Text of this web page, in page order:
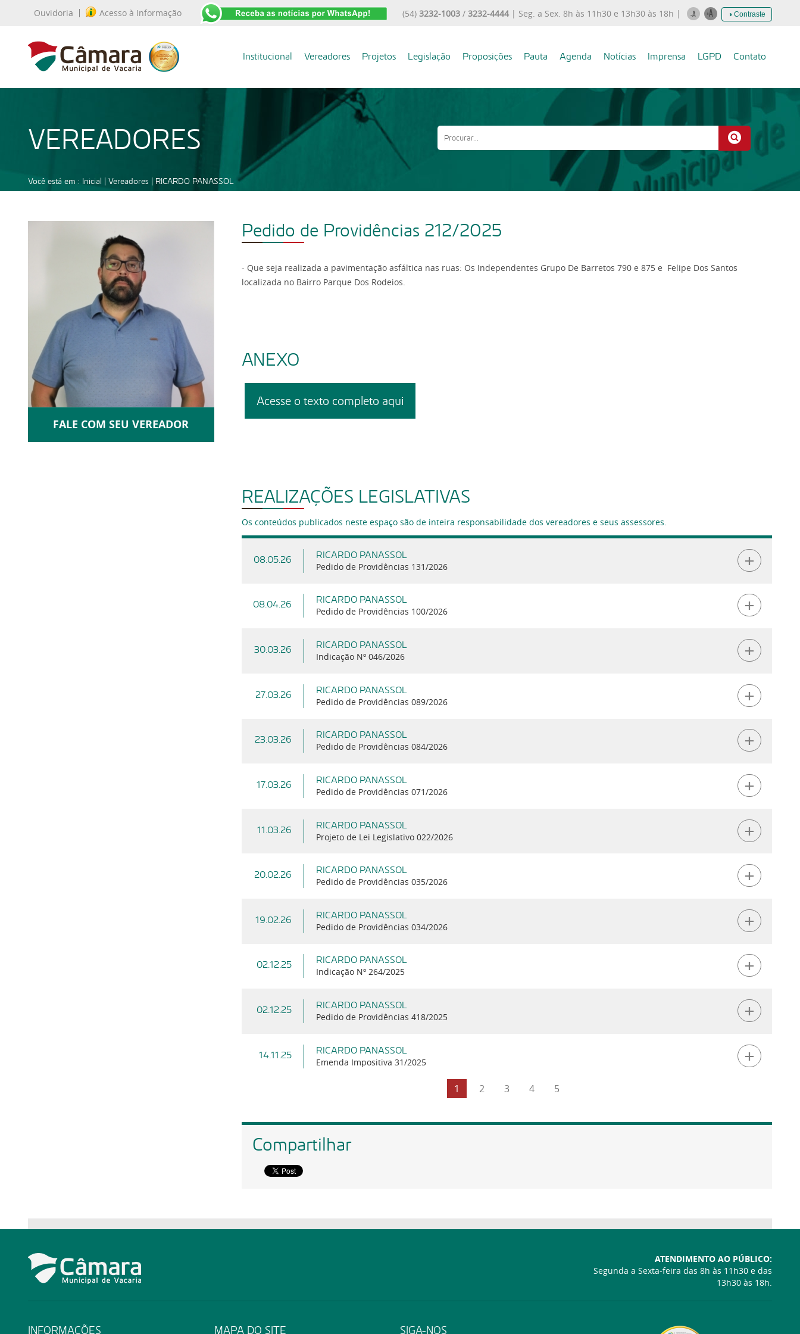
Ouvidoria Acesso à Informação (54) 3232-1003 / 3232-4444| Seg. a Sex. 8h às 11h30 e 13h30 às 18h | ◑ Contraste
Institucional Vereadores Projetos Legislação Proposições Pauta Agenda Notícias Imprensa LGPD Contato
VEREADORES
Você está em : Inicial Vereadores RICARDO PANASSOL
FALE COM SEU VEREADOR
Pedido de Providências 212/2025
- Que seja realizada a pavimentação asfáltica nas ruas: Os Independentes Grupo De Barretos 790 e 875 e Felipe Dos Santos
localizada no Bairro Parque Dos Rodeios.
ANEXO
Acesse o texto completo aqui
REALIZAÇÕES LEGISLATIVAS
Os conteúdos publicados neste espaço são de inteira responsabilidade dos vereadores e seus assessores.
08.05.26
RICARDO PANASSOL
Pedido de Providências 131/2026
+
08.04.26
RICARDO PANASSOL
Pedido de Providências 100/2026
+
30.03.26
RICARDO PANASSOL
Indicação Nº 046/2026
+
27.03.26
RICARDO PANASSOL
Pedido de Providências 089/2026
+
23.03.26
RICARDO PANASSOL
Pedido de Providências 084/2026
+
17.03.26
RICARDO PANASSOL
Pedido de Providências 071/2026
+
11.03.26
RICARDO PANASSOL
Projeto de Lei Legislativo 022/2026
+
20.02.26
RICARDO PANASSOL
Pedido de Providências 035/2026
+
19.02.26
RICARDO PANASSOL
Pedido de Providências 034/2026
+
02.12.25
RICARDO PANASSOL
Indicação Nº 264/2025
+
02.12.25
RICARDO PANASSOL
Pedido de Providências 418/2025
+
14.11.25
RICARDO PANASSOL
Emenda Impositiva 31/2025
+
1 2 3 4 5
Compartilhar
ATENDIMENTO AO PÚBLICO:
Segunda a Sexta-feira das 8h às 11h30 e das
13h30 às 18h.
INFORMAÇÕES MAPA DO SITE SIGA-NOS